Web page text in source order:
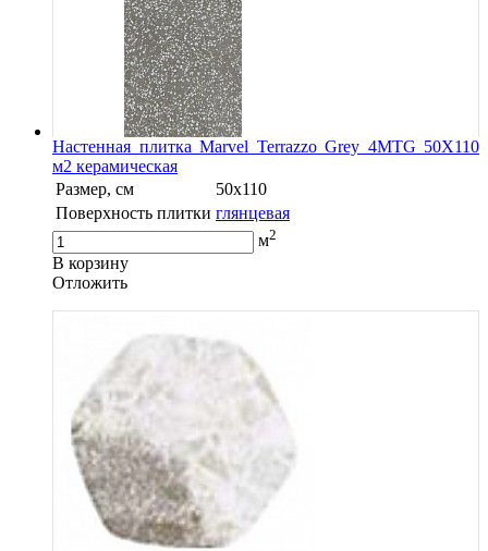
Настенная плитка Marvel Terrazzo Grey 4MTG 50X110
м2 керамическая
Размер, см
50x110
Поверхность плитки глянцевая
м2
В корзину
Oтложить